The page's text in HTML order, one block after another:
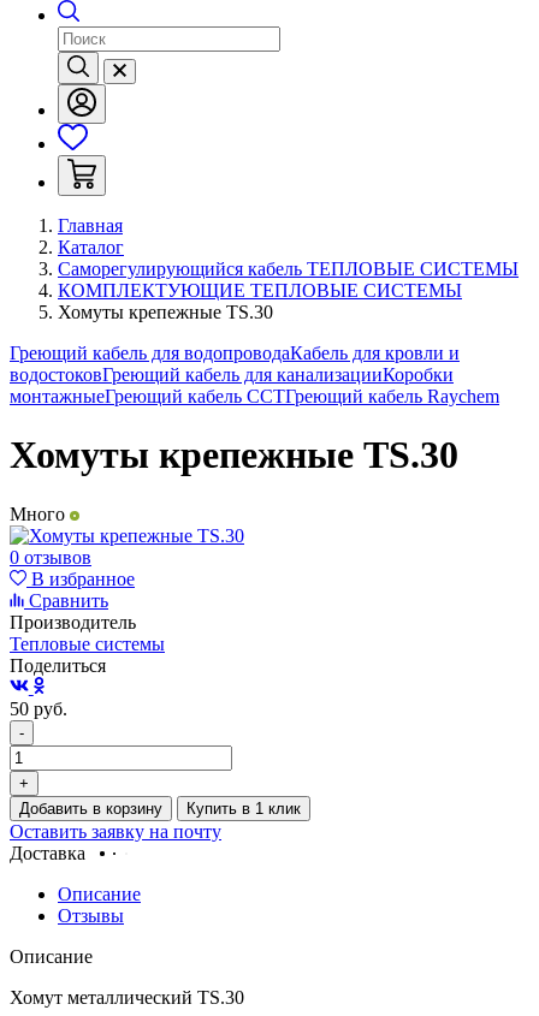
Главная
Каталог
Саморегулирующийся кабель ТЕПЛОВЫЕ СИСТЕМЫ
КОМПЛЕКТУЮЩИЕ ТЕПЛОВЫЕ СИСТЕМЫ
Хомуты крепежные TS.30
Греющий кабель для водопроводаКабель для кровли и
водостоковГреющий кабель для канализацииКоробки
монтажныеГреющий кабель ССТГреющий кабель Raychem
Хомуты крепежные TS.30
Много
0 отзывов
В избранное
Сравнить
Производитель
Тепловые системы
Поделиться
50 руб.
-
+
Добавить в корзину
Купить в 1 клик
Оставить заявку на почту
Доставка
Описание
Отзывы
Описание
Хомут металлический TS.30